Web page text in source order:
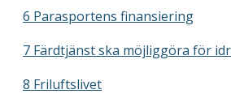
6 Parasportens finansiering
7 Färdtjänst ska möjliggöra för
8 Friluftslivet